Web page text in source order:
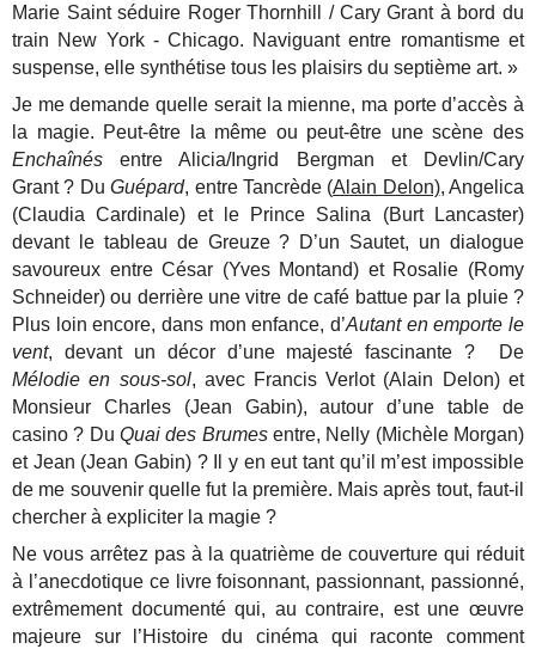
Marie Saint séduire Roger Thornhill / Cary Grant à bord du
train New York - Chicago. Naviguant entre romantisme et
suspense, elle synthétise tous les plaisirs du septième art. »
Je me demande quelle serait la mienne, ma porte d’accès à
la magie. Peut-être la même ou peut-être une scène des
Enchaînésentre Alicia/Ingrid Bergman et Devlin/Cary
Grant ? DuGuépard, entre Tancrède (Alain Delon), Angelica
(Claudia Cardinale) et le Prince Salina (Burt Lancaster)
devant le tableau de Greuze ? D’un Sautet, un dialogue
savoureux entre César (Yves Montand) et Rosalie (Romy
Schneider) ou derrière une vitre de café battue par la pluie ?
Plus loin encore, dans mon enfance, d’Autant en emporte le
vent, devant un décor d’une majesté fascinante ? De
Mélodie en sous-sol, avec Francis Verlot (Alain Delon) et
Monsieur Charles (Jean Gabin), autour d’une table de
casino ? DuQuai des Brumesentre, Nelly (Michèle Morgan)
et Jean (Jean Gabin) ? Il y en eut tant qu’il m’est impossible
de me souvenir quelle fut la première. Mais après tout, faut-il
chercher à expliciter la magie ?
Ne vous arrêtez pas à la quatrième de couverture qui réduit
à l’anecdotique ce livre foisonnant, passionnant, passionné,
extrêmement documenté qui, au contraire, est une œuvre
majeure sur l’Histoire du cinéma qui raconte comment